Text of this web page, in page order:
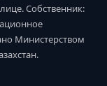
Собственник:
Министерством